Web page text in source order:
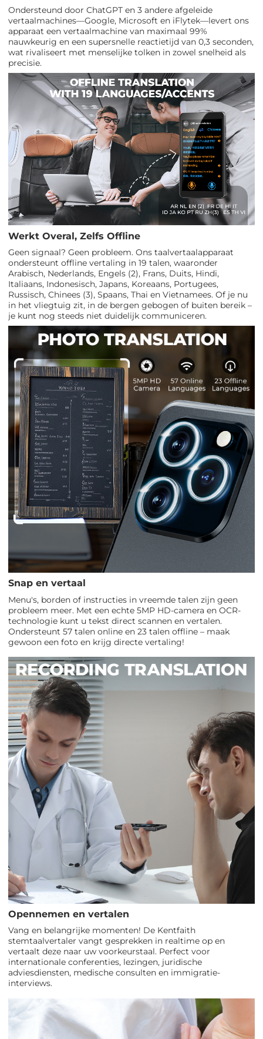
Ondersteund door ChatGPT en 3 andere afgeleide
vertaalmachines—Google, Microsoft en iFlytek—levert ons
apparaat een vertaalmachine van maximaal 99%
nauwkeurig en een supersnelle reactietijd van 0,3 seconden,
wat rivaliseert met menselijke tolken in zowel snelheid als
precisie.
Werkt Overal, Zelfs Offline
Geen signaal? Geen probleem. Ons taalvertaalapparaat
ondersteunt offline vertaling in 19 talen, waaronder
Arabisch, Nederlands, Engels (2), Frans, Duits, Hindi,
Italiaans, Indonesisch, Japans, Koreaans, Portugees,
Russisch, Chinees (3), Spaans, Thai en Vietnamees. Of je nu
in het vliegtuig zit, in de bergen gebogen of buiten bereik –
je kunt nog steeds niet duidelijk communiceren.
Snap en vertaal
Menu's, borden of instructies in vreemde talen zijn geen
probleem meer. Met een echte 5MP HD-camera en OCR-
technologie kunt u tekst direct scannen en vertalen.
Ondersteunt 57 talen online en 23 talen offline – maak
gewoon een foto en krijg directe vertaling!
Opennemen en vertalen
Vang en belangrijke momenten! De Kentfaith
stemtaalvertaler vangt gesprekken in realtime op en
vertaalt deze naar uw voorkeurstaal. Perfect voor
internationale conferenties, lezingen, juridische
adviesdiensten, medische consulten en immigratie-
interviews.